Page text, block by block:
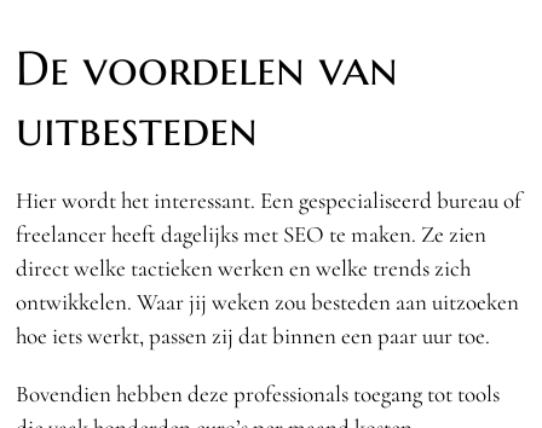
De voordelen van
uitbesteden
Hier wordt het interessant. Een gespecialiseerd bureau of
freelancer heeft dagelijks met SEO te maken. Ze zien
direct welke tactieken werken en welke trends zich
ontwikkelen. Waar jij weken zou besteden aan uitzoeken
hoe iets werkt, passen zij dat binnen een paar uur toe.
Bovendien hebben deze professionals toegang tot tools